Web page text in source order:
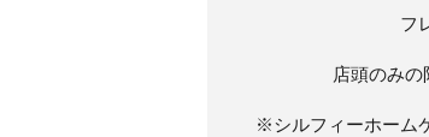
フレア
店頭のみの限定
※シルフィーホーム